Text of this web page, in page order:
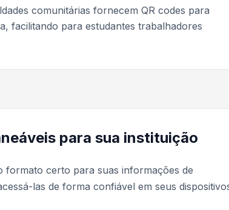
comunitárias fornecem QR codes para
facilitando para estudantes trabalhadores
para sua instituição
formato certo para suas informações de
las de forma confiável em seus